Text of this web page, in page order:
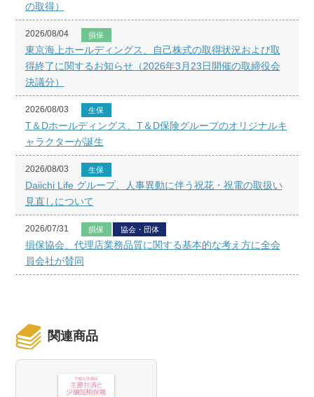
の取得）
2026/08/04 損保
東京海上ホールディングス、自己株式の取得状況および取
得終了に関するお知らせ（2026年3月23日開催の取締役会
決議分）
2026/08/03 生保
T＆Dホールディングス、T＆D保険グループのオリジナルキ
ャラクターが誕生
2026/08/03 生保
Daiichi Life グループ、人事異動に伴う祝花・祝電の取扱い
見直しについて
2026/07/31 損保 協会・団体
損保協会、代理店業務品質に関する基本的な考え方に全会
員会社が賛同
関連商品